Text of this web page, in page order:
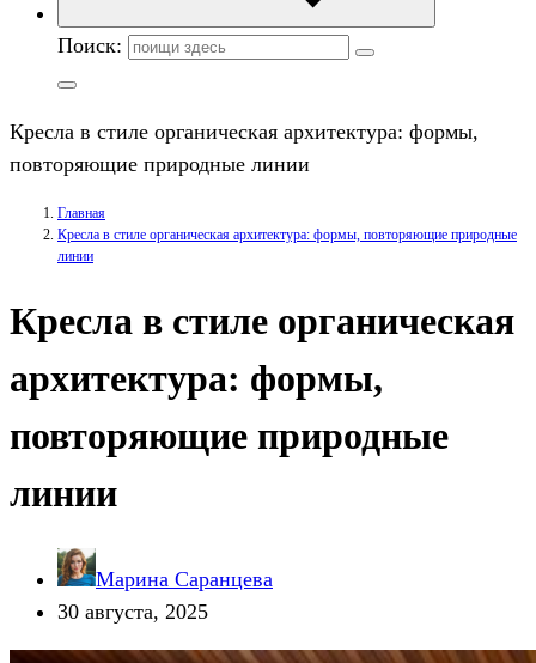
Поиск:
Кресла в стиле органическая архитектура: формы,
повторяющие природные линии
Главная
Кресла в стиле органическая архитектура: формы, повторяющие природные
линии
Кресла в стиле органическая
архитектура: формы,
повторяющие природные
линии
Марина Саранцева
30 августа, 2025